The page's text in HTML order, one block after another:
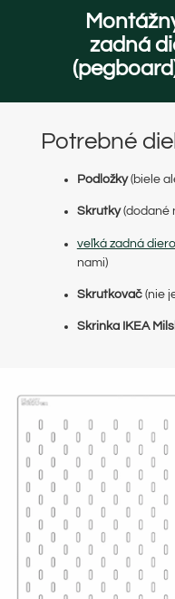
zadná
Potrebné
Podložky(biele
Skrutky(dodané
veľká zadná
nami)
Skrutkovač(nie
Skrinka IKEA